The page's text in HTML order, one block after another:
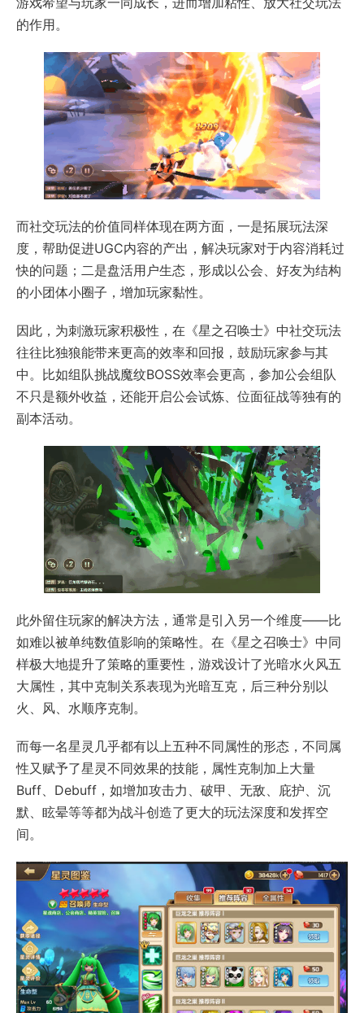
的作用。
而社交玩法的价值同样体现在两方面，一是拓展玩法深
度，帮助促进UGC内容的产出，解决玩家对于内容消耗过
快的问题；二是盘活用户生态，形成以公会、好友为结构
的小团体小圈子，增加玩家黏性。
因此，为刺激玩家积极性，在《星之召唤士》中社交玩法
往往比独狼能带来更高的效率和回报，鼓励玩家参与其
中。比如组队挑战魔纹BOSS效率会更高，参加公会组队
不只是额外收益，还能开启公会试炼、位面征战等独有的
副本活动。
此外留住玩家的解决方法，通常是引入另一个维度——比
如难以被单纯数值影响的策略性。在《星之召唤士》中同
样极大地提升了策略的重要性，游戏设计了光暗水火风五
大属性，其中克制关系表现为光暗互克，后三种分别以
火、风、水顺序克制。
而每一名星灵几乎都有以上五种不同属性的形态，不同属
性又赋予了星灵不同效果的技能，属性克制加上大量
Buff、Debuff，如增加攻击力、破甲、无敌、庇护、沉
默、眩晕等等都为战斗创造了更大的玩法深度和发挥空
间。